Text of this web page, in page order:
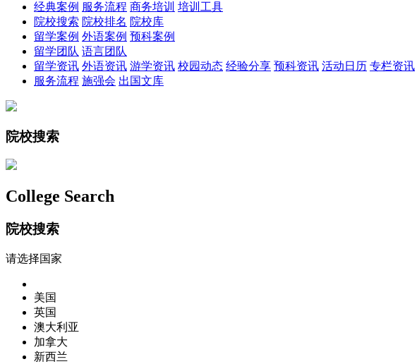
经典案例 服务流程 商务培训 培训工具
院校搜索 院校排名 院校库
留学案例 外语案例 预科案例
留学团队 语言团队
留学资讯 外语资讯 游学资讯 校园动态 经验分享 预科资讯 活动日历 专栏资讯
服务流程 施强会 出国文库
院校搜索
College Search
院校搜索
请选择国家
美国
英国
澳大利亚
加拿大
新西兰